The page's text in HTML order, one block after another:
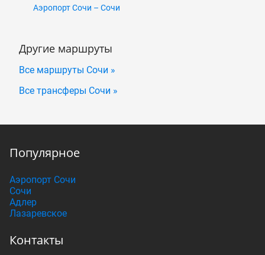
Аэропорт Сочи – Сочи
Другие маршруты
Все маршруты Сочи »
Все трансферы Сочи »
Популярное
Аэропорт Сочи
Сочи
Адлер
Лазаревское
Контакты